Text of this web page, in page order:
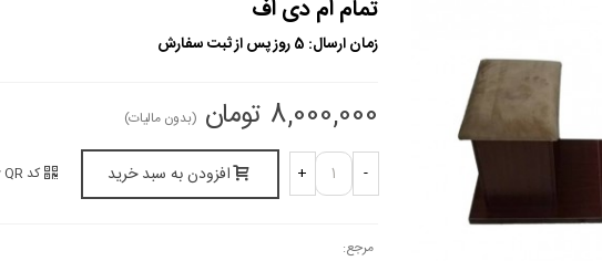
تمام ام دی اف
زمان ارسال: 5 روز پس از ثبت سفارش
8,000,000 تومان (بدون مالیات)
-
+ افزودن به سبد خرید کد QR
مرجع: